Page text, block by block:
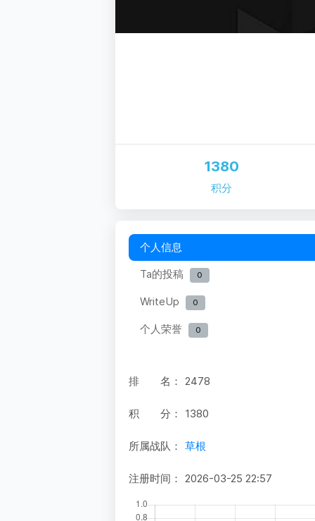
1380
积分
个人信息
Ta的投稿
0
WriteUp 0
个人荣誉 0
排 名： 2478
积 分： 1380
所属战队： 草根
注册时间： 2026-03-25 22:57